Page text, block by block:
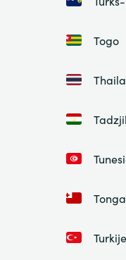
Togo
Tonga
Turkije